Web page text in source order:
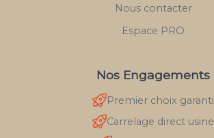
Nous contacter
Espace PRO
Nos Engagements
Premier choix garanti
Carrelage direct usine